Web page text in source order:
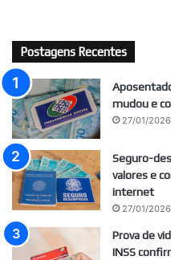
Postagens Recentes
mudou e
27/01/2026
Seguro-
valores e
internet
27/01/2026
Prova de
INSS